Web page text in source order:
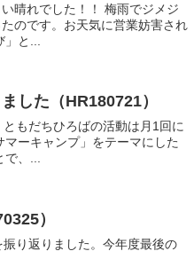
晴れでした！！ 梅雨でジメジ
のです。お天気に営業妨害され
と...
した（HR180721）
もだちひろばの活動は月1回に
ーキャンプ」をテーマにした
で、...
）
り返りました。今年度最後の